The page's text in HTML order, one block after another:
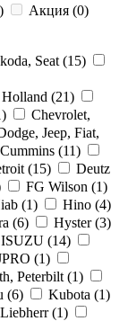
) Акция (0)
Seat (15)
(21)
)
Chevrolet,
Jeep, Fiat,
Cummins (11)
(15)
Deutz
FG Wilson (1)
(1) Hino (4)
(6) Hyster (3)
ISUZU (14)
(1)
Peterbilt (1)
(6) Kubota (1)
Liebherr (1)